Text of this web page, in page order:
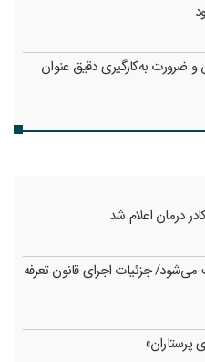
ضرورت به‌کارگیری دقیق عنوان
درمان اعلام شد
تاخیر پرداخت می‌شود/ جزئیات اجرای قانون تعرفه
پرستاران»